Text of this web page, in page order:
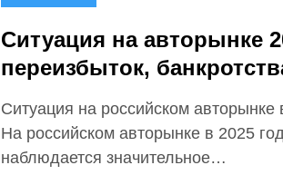
Ситуация на авторынке
переизбыток,
китайских брендов
Ситуация на российском авторынке
На российском авторынке в 2025
наблюдается значительное…